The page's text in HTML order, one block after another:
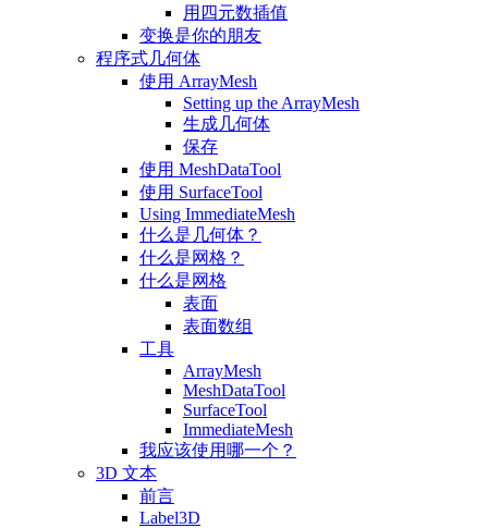
用四元数插值
变换是你的朋友
程序式几何体
使用 ArrayMesh
Setting up the ArrayMesh
生成几何体
保存
使用 MeshDataTool
使用 SurfaceTool
Using ImmediateMesh
什么是几何体？
什么是网格？
什么是网格
表面
表面数组
工具
ArrayMesh
MeshDataTool
SurfaceTool
ImmediateMesh
我应该使用哪一个？
3D 文本
前言
Label3D